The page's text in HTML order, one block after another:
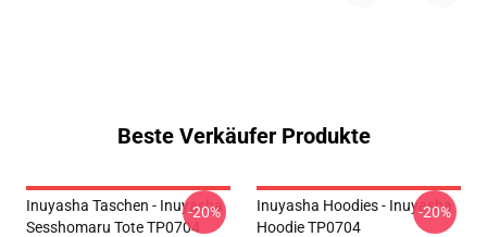
Beste Verkäufer Produkte
Inuyasha Taschen - Inuyasha
Sesshomaru Tote TP0704
-20%
Inuyasha Hoodies - Inuyasha
Hoodie TP0704
-20%